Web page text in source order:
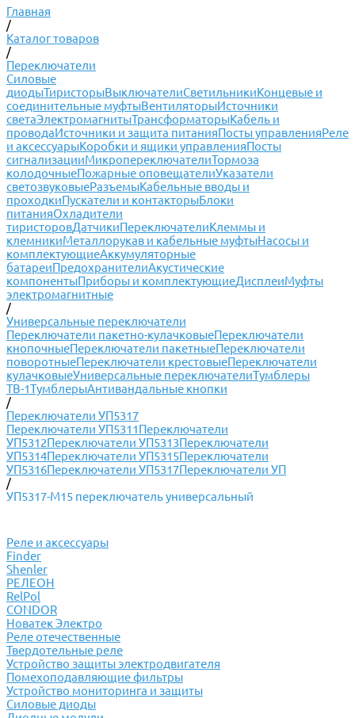
Главная
/
Каталог товаров
/
Переключатели
Силовые
диодыТиристорыВыключателиСветильникиКонцевые и
соединительные муфтыВентиляторыИсточники
светаЭлектромагнитыТрансформаторыКабель и
проводаИсточники и защита питанияПосты управленияРеле
и аксессуарыКоробки и ящики управленияПосты
сигнализацииМикропереключателиТормоза
колодочныеПожарные оповещателиУказатели
светозвуковыеРазъемыКабельные вводы и
проходкиПускатели и контакторыБлоки
питанияОхладители
тиристоровДатчикиПереключателиКлеммы и
клемникиМеталлорукав и кабельные муфтыНасосы и
комплектующиеАккумуляторные
батареиПредохранителиАкустические
компонентыПриборы и комплектующиеДисплеиМуфты
электромагнитные
/
Универсальные переключатели
Переключатели пакетно-кулачковыеПереключатели
кнопочныеПереключатели пакетныеПереключатели
поворотныеПереключатели крестовыеПереключатели
кулачковыеУниверсальные переключателиТумблеры
ТВ-1ТумблерыАнтивандальные кнопки
/
Переключатели УП5317
Переключатели УП5311Переключатели
УП5312Переключатели УП5313Переключатели
УП5314Переключатели УП5315Переключатели
УП5316Переключатели УП5317Переключатели УП
/
УП5317-М15 переключатель универсальный
Реле и аксессуары
Finder
Shenler
РЕЛЕОН
RelPol
CONDOR
Новатек Электро
Реле отечественные
Твердотельные реле
Устройство защиты электродвигателя
Помехоподавляющие фильтры
Устройство мониторинга и защиты
Силовые диоды